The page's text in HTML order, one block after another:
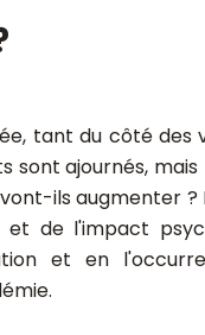
tant du côté des
ajournés,
ils augmenter ?
de l'impact
et en